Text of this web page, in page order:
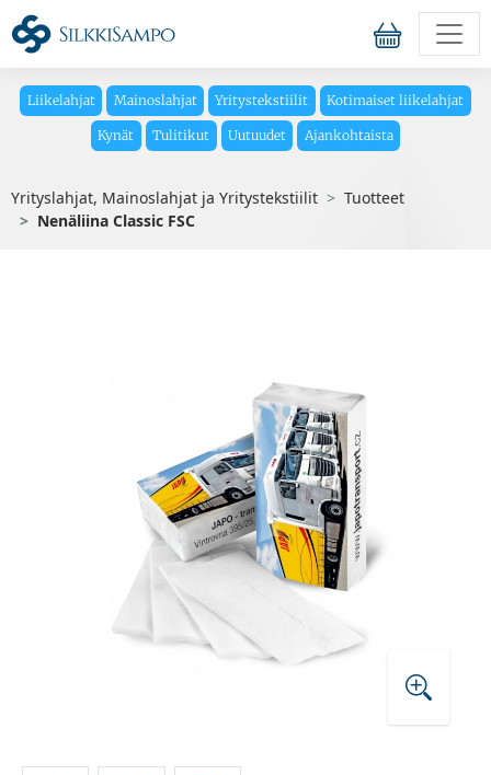
Liikelahjat Mainoslahjat Yritystekstiilit Kotimaiset liikelahjat
Kynät Tulitikut Uutuudet Ajankohtaista
Yrityslahjat, Mainoslahjat ja Yritystekstiilit
Tuotteet
Nenäliina Classic FSC